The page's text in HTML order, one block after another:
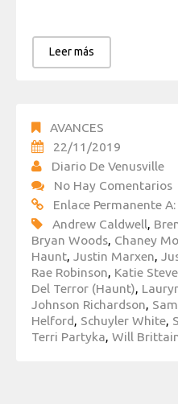
Leer más
AVANCES
22/11/2019
Diario De Venusville
No Hay Comentarios
Enlace Permanente A:
Andrew Caldwell,
Bryan Woods, Chaney
Haunt, Justin Marxen,
Rae Robinson, Katie
Del Terror (Haunt),
Johnson Richardson,
Helford, Schuyler White,
Terri Partyka, Will